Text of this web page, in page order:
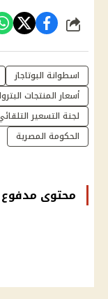
شارك
اسطوانة البوتاجاز
أسعار المنتجات
لجنة التسعير
الحكومة المصرية
محتوى مدفوع